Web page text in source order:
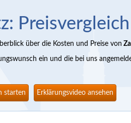
über die Kosten und Preise von
ein und die bei uns
starten Erklärungsvideo ansehen